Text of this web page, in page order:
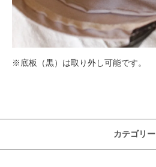
※底板（黒）は取り外し可能です。
カテゴリー